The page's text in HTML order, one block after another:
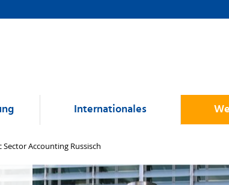
Internationales
Sector Accounting Russisch